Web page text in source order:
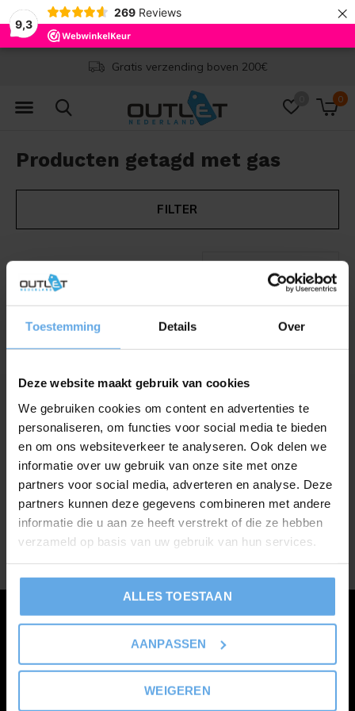
Toestemming Details Over
Deze website maakt gebruik van cookies
We gebruiken cookies om content en advertenties te
personaliseren, om functies voor social media te bieden
en om ons websiteverkeer te analyseren. Ook delen we
informatie over uw gebruik van onze site met onze
partners voor social media, adverteren en analyse. Deze
partners kunnen deze gegevens combineren met andere
informatie die u aan ze heeft verstrekt of die ze hebben
verzameld op basis van uw gebruik van hun services.
ALLES TOESTAAN
AANPASSEN
WEIGEREN
9,3
269 Reviews ×
0
Gratis verzending boven 200€
Producten getagd met gas
FILTER
Seen 0 of the 0 products
Meld je aan voor onze
nieuwsbrief
Ontvang de nieuwste aanbiedingen en promoties
ABONNEER